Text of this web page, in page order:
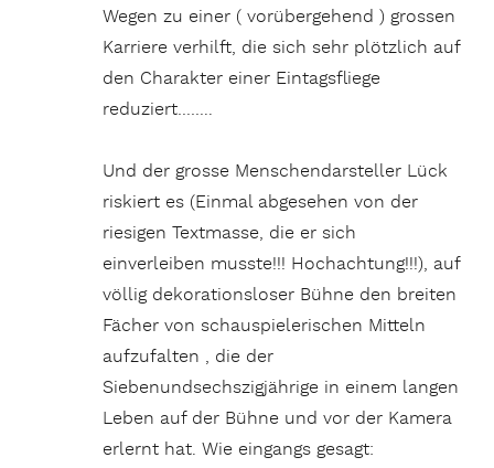
Wegen zu einer ( vorübergehend ) grossen
Karriere verhilft, die sich sehr plötzlich auf
den Charakter einer Eintagsfliege
reduziert……..
Und der grosse Menschendarsteller Lück
riskiert es (Einmal abgesehen von der
riesigen Textmasse, die er sich
einverleiben musste!!! Hochachtung!!!), auf
völlig dekorationsloser Bühne den breiten
Fächer von schauspielerischen Mitteln
aufzufalten , die der
Siebenundsechszigjährige in einem langen
Leben auf der Bühne und vor der Kamera
erlernt hat. Wie eingangs gesagt: